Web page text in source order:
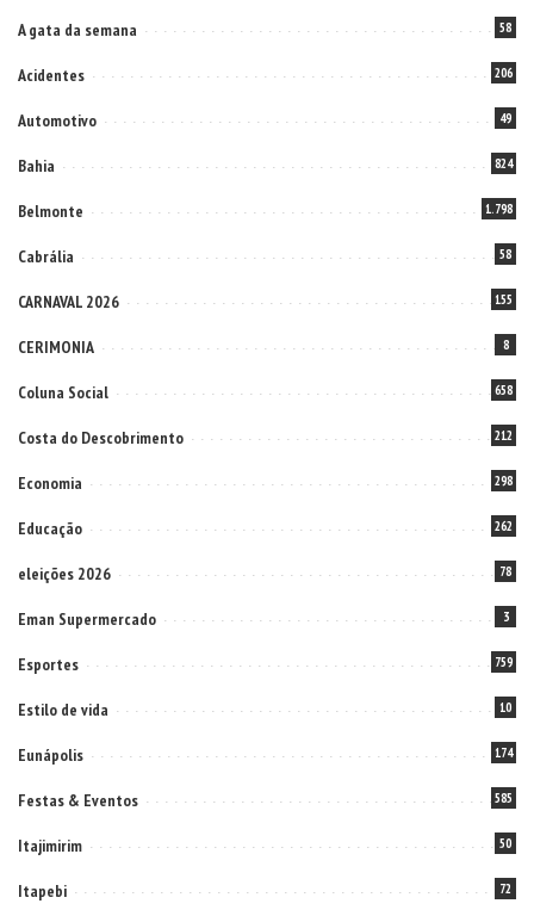
A gata da semana 58
Acidentes 206
Automotivo 49
Bahia 824
Belmonte 1.798
Cabrália 58
CARNAVAL 2026 155
CERIMONIA 8
Coluna Social 658
Costa do Descobrimento 212
Economia 298
Educação 262
eleições 2026 78
Eman Supermercado 3
Esportes 759
Estilo de vida 10
Eunápolis 174
Festas & Eventos 585
Itajimirim 50
Itapebi 72